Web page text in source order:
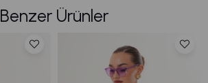
Benzer Ürünler